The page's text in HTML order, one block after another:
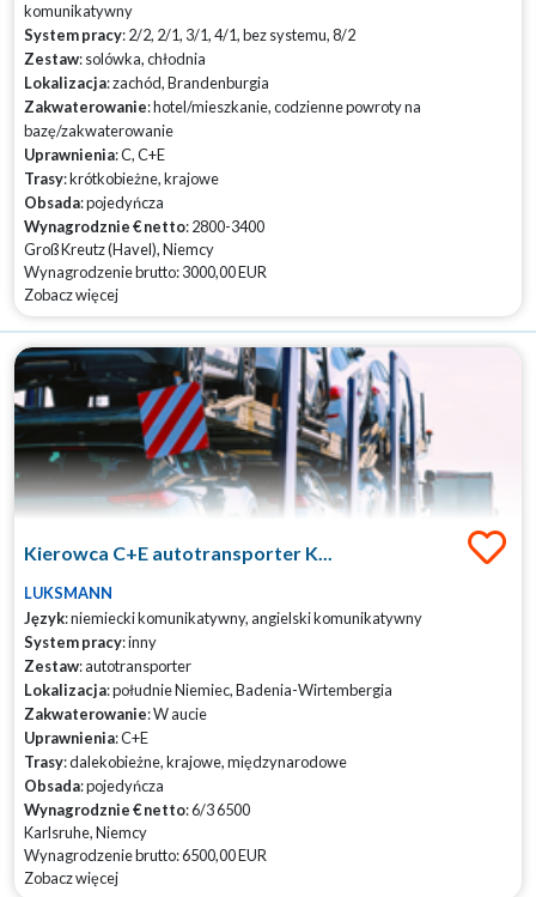
komunikatywny
System pracy: 2/2, 2/1, 3/1, 4/1, bez systemu, 8/2
Zestaw: solówka, chłodnia
Lokalizacja: zachód, Brandenburgia
Zakwaterowanie: hotel/mieszkanie, codzienne powroty na
bazę/zakwaterowanie
Uprawnienia: C, C+E
Trasy: krótkobieżne, krajowe
Obsada: pojedyńcza
Wynagrodznie € netto: 2800-3400
Groß Kreutz (Havel), Niemcy
Wynagrodzenie brutto: 3000,00 EUR
Zobacz więcej
Kierowca C+E autotransporter K...
LUKSMANN
Język: niemiecki komunikatywny, angielski komunikatywny
System pracy: inny
Zestaw: autotransporter
Lokalizacja: południe Niemiec, Badenia-Wirtembergia
Zakwaterowanie: W aucie
Uprawnienia: C+E
Trasy: dalekobieżne, krajowe, międzynarodowe
Obsada: pojedyńcza
Wynagrodznie € netto: 6/3 6500
Karlsruhe, Niemcy
Wynagrodzenie brutto: 6500,00 EUR
Zobacz więcej